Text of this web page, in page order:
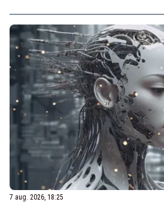
7 aug. 2026, 18:25